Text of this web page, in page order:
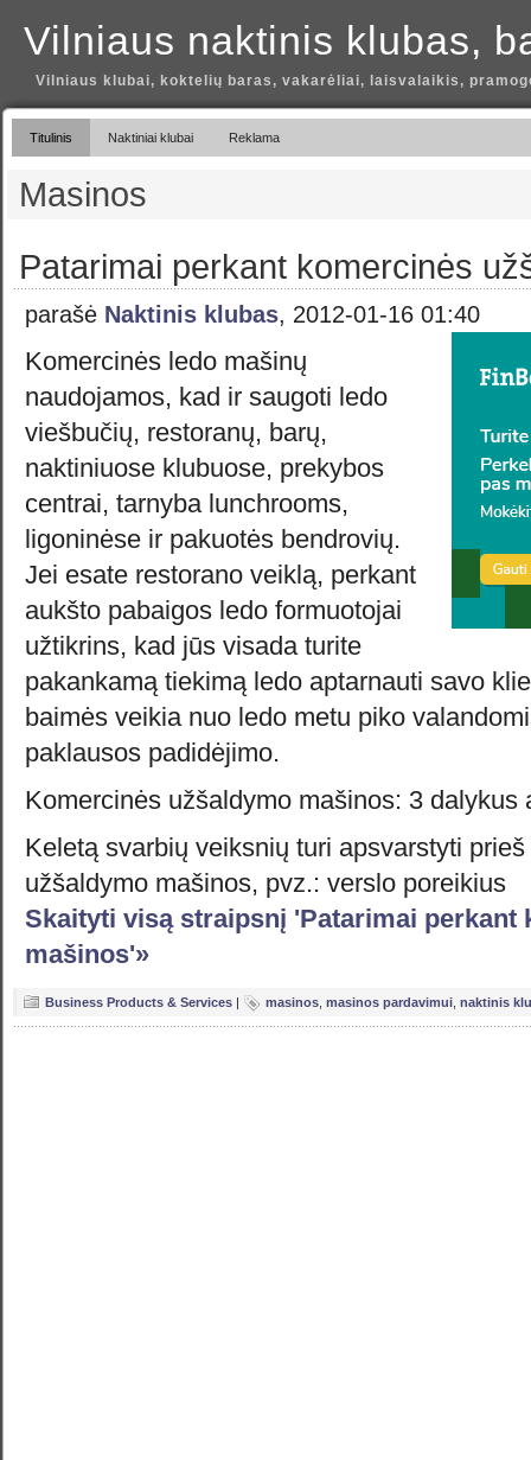
Vilniaus naktinis klubas,
Vilniaus klubai, koktelių baras, vakarėliai, laisvalaikis,
Titulinis Naktiniai klubai Reklama
Masinos
Patarimai perkant komercinės
parašė Naktinis klubas, 2012-01-16 01:40
Komercinės ledo mašinų
naudojamos, kad ir saugoti ledo
viešbučių, restoranų, barų,
naktiniuose klubuose, prekybos
centrai, tarnyba lunchrooms,
ligoninėse ir pakuotės bendrovių.
Jei esate restorano veiklą, perkant
aukšto pabaigos ledo formuotojai
užtikrins, kad jūs visada turite
pakankamą tiekimą ledo aptarnauti savo
baimės veikia nuo ledo metu piko
paklausos padidėjimo.
Komercinės užšaldymo mašinos: 3 dalykus
Keletą svarbių veiksnių turi apsvarstyti
užšaldymo mašinos, pvz.: verslo poreikius
Skaityti visą straipsnį 'Patarimai perkant
mašinos'»
Business Products & Services | masinos masinos pardavimui naktinis